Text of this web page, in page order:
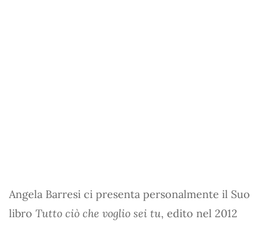
Angela Barresi ci presenta personalmente il Suo
libro Tutto ciò che voglio sei tu, edito nel 2012